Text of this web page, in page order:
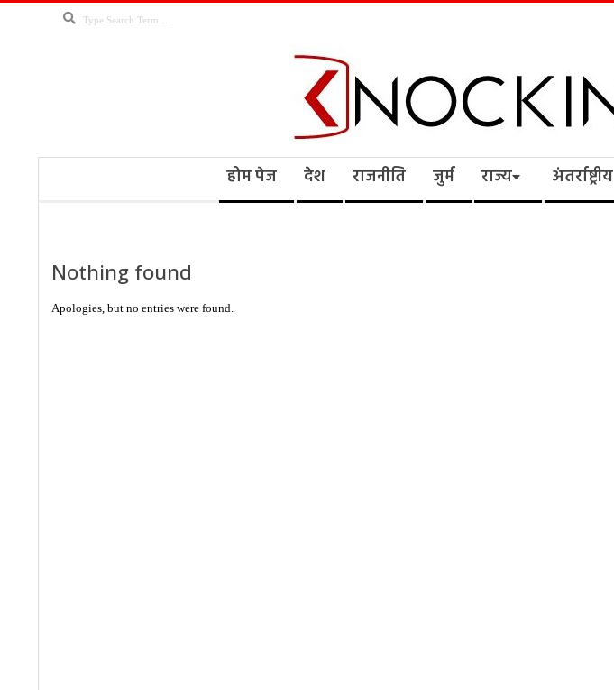
Search
Knocking
होम पेज देश राजनीति जुर्म राज्य अंतर्राष्ट्रीय
Nothing found
Apologies, but no entries were found.